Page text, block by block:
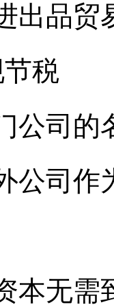
出品贸
税
公司的
公司作
本无需